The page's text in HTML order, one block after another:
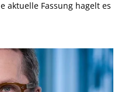
aktuelle Fassung hagelt es